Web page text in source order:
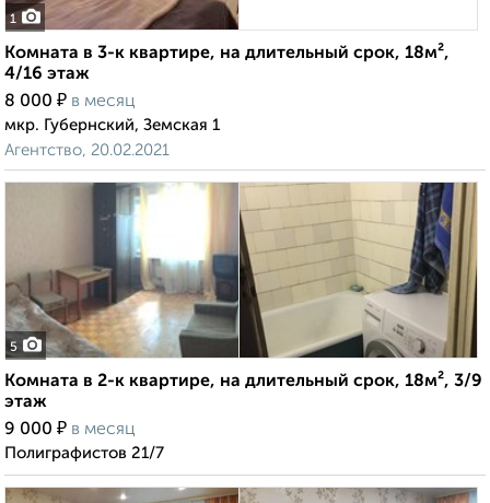
1
Комната в 3-к квартире, на длительный срок, 18м²,
4/16 этаж
8 000 ₽ в месяц
мкр. Губернский, Земская 1
Агентство, 20.02.2021
5
Комната в 2-к квартире, на длительный срок, 18м², 3/9
этаж
9 000 ₽ в месяц
Полиграфистов 21/7